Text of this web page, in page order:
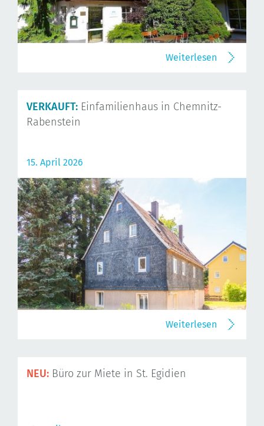
Weiterlesen
VERKAUFT: Einfamilienhaus in Chemnitz-
Rabenstein
15. April 2026
Weiterlesen
NEU: Büro zur Miete in St. Egidien